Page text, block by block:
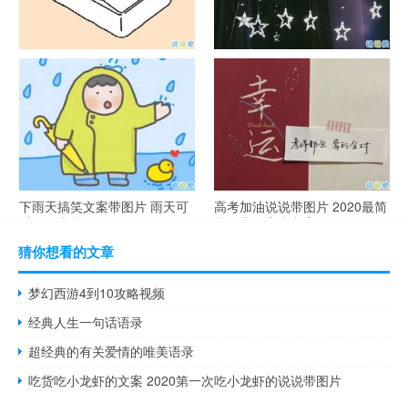
谐音梗土味情话大全带图片 油
腻搞笑的土味情话
很酷的霸气句子带图片 最新霸
气说说高冷范
下雨天搞笑文案带图片 雨天可
以发的幽默句子
高考加油说说带图片 2020最简
单励志的高考文案
猜你想看的文章
梦幻西游4到10攻略视频
经典人生一句话语录
超经典的有关爱情的唯美语录
吃货吃小龙虾的文案 2020第一次吃小龙虾的说说带图片